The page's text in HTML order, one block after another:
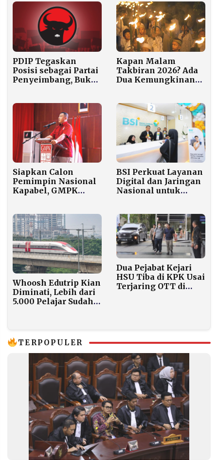
Lokal
PDIP Tegaskan
Posisi sebagai Partai
Penyeimbang, Bukan
Kapan Malam
Takbiran 2026? Ada
Dua Kemungkinan
Siapkan Calon
Pemimpin Nasional
Kapabel, GMPK
dari Aceh hingga
Papua
BSI Perkuat Layanan
Digital dan Jaringan
Nasional untuk
Whoosh Edutrip Kian
Diminati, Lebih dari
5.000 Pelajar Sudah
Dua Pejabat Kejari
HSU Tiba di KPK Usai
Terjaring OTT di
TERPOPULER